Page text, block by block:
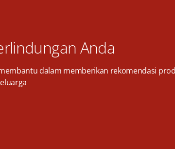
Anda
dalam memberikan rekomendasi